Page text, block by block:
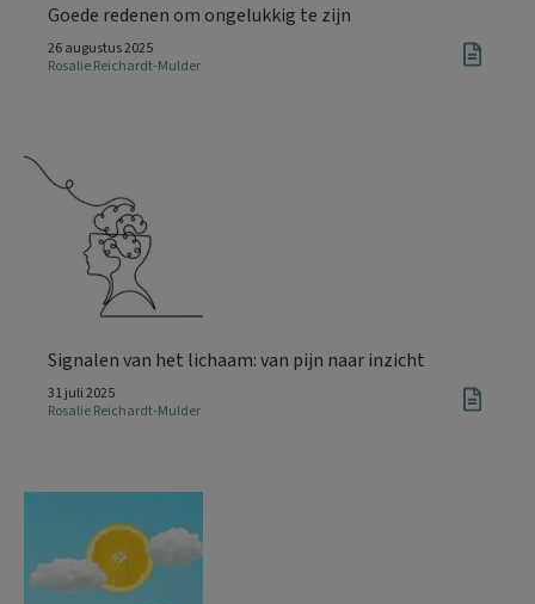
Goede redenen om ongelukkig te zijn
26 augustus 2025
Rosalie Reichardt-Mulder
Signalen van het lichaam: van pijn naar inzicht
31 juli 2025
Rosalie Reichardt-Mulder